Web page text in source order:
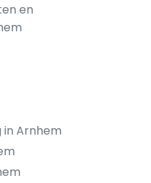
en
in Arnhem